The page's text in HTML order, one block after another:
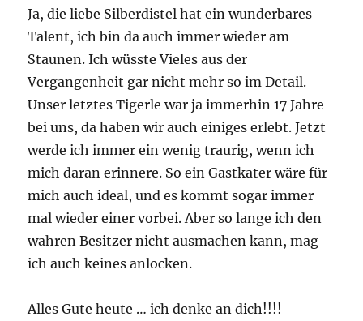
Ja, die liebe Silberdistel hat ein wunderbares
Talent, ich bin da auch immer wieder am
Staunen. Ich wüsste Vieles aus der
Vergangenheit gar nicht mehr so im Detail.
Unser letztes Tigerle war ja immerhin 17 Jahre
bei uns, da haben wir auch einiges erlebt. Jetzt
werde ich immer ein wenig traurig, wenn ich
mich daran erinnere. So ein Gastkater wäre für
mich auch ideal, und es kommt sogar immer
mal wieder einer vorbei. Aber so lange ich den
wahren Besitzer nicht ausmachen kann, mag
ich auch keines anlocken.
Alles Gute heute … ich denke an dich!!!!